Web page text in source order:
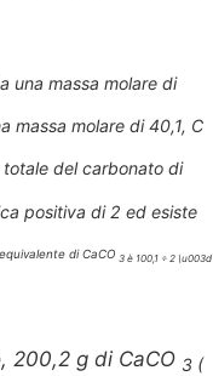
una massa molare di
massa molare di 40,1, C
totale del carbonato di
positiva di 2 ed esiste
di CaCO 3 è 100,1 ÷ 2 \u003d
200,2 g di CaCO 3 (